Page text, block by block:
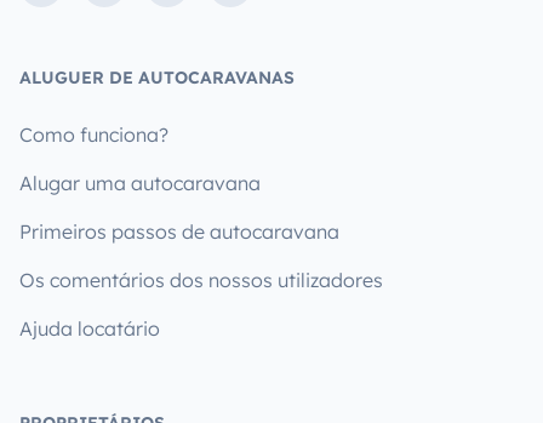
ALUGUER DE AUTOCARAVANAS
Como funciona?
Alugar uma autocaravana
Primeiros passos de autocaravana
Os comentários dos nossos utilizadores
Ajuda locatário